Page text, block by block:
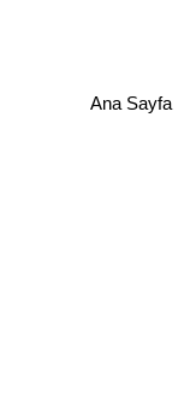
Ana Sayfa